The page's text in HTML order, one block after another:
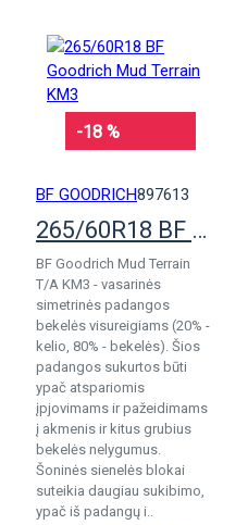
-18 %
BF GOODRICH897613
265/60R18 BF Goodrich Mud Terrain KM3
BF Goodrich Mud Terrain
T/A KM3 - vasarinės
simetrinės padangos
bekelės visureigiams (20% -
kelio, 80% - bekelės). Šios
padangos sukurtos būti
ypač atspariomis
įpjovimams ir pažeidimams
į akmenis ir kitus grubius
bekelės nelygumus.
Šoninės sienelės blokai
suteikia daugiau sukibimo,
ypač iš padangų i..